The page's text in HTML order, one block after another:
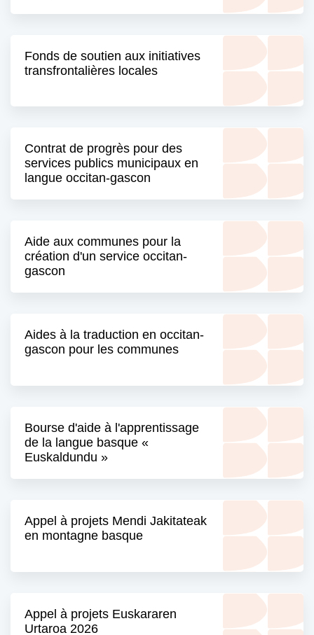
Fonds de soutien aux initiatives
transfrontalières locales
Contrat de progrès pour des
services publics municipaux en
langue occitan-gascon
Aide aux communes pour la
création d'un service occitan-
gascon
Aides à la traduction en occitan-
gascon pour les communes
Bourse d'aide à l'apprentissage
de la langue basque «
Euskaldundu »
Appel à projets Mendi Jakitateak
en montagne basque
Appel à projets Euskararen
Urtaroa 2026